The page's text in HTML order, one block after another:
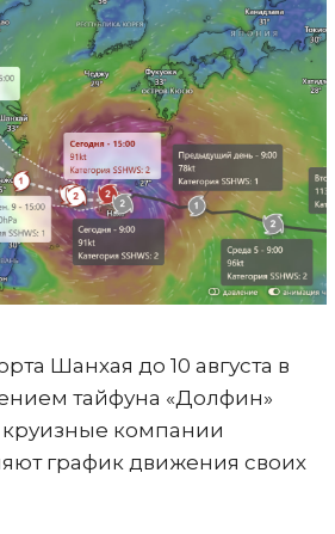
Шанхая до 10 августа в
тайфуна «Долфин»
компании
график движения своих